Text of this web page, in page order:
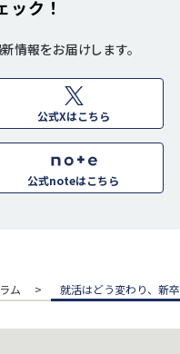
ック！
情報をお届けします。
公式Xはこちら
公式noteはこちら
ム 就活はどう変わり、新